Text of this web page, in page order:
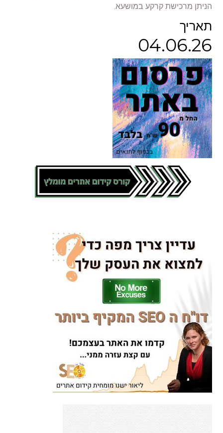
תאריך
04.06.26
הניתן מרכישת קרקע במושעא.